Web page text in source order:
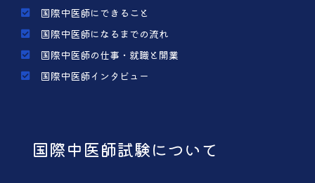
国際中医師にできること
国際中医師になるまでの流れ
国際中医師の仕事・就職と開業
国際中医師インタビュー
国際中医師試験について